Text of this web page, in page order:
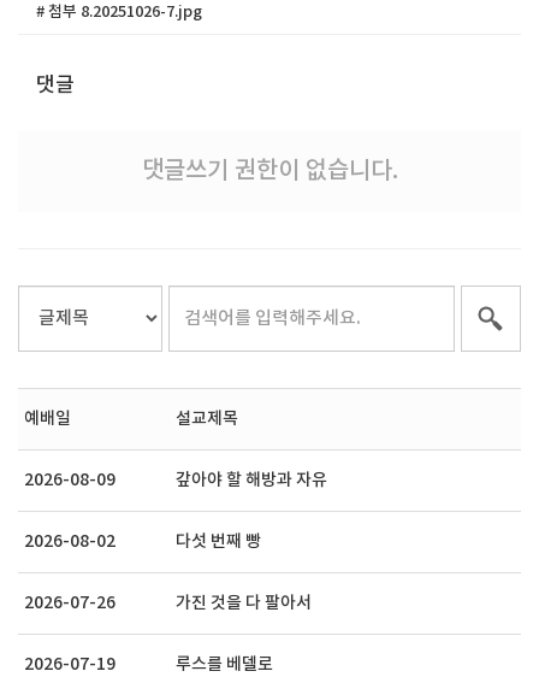
# 첨부 8.20251026-7.jpg
댓글
댓글쓰기 권한이 없습니다.
예배일 설교제목
2026-08-09 갚아야 할 해방과 자유
2026-08-02 다섯 번째 빵
2026-07-26 가진 것을 다 팔아서
2026-07-19 루스를 베델로